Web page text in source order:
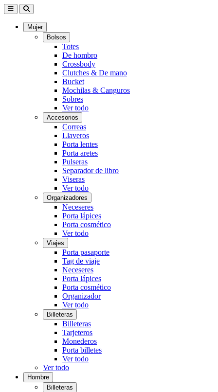
Mujer
Bolsos
Totes
De hombro
Crossbody
Clutches & De mano
Bucket
Mochilas & Canguros
Sobres
Ver todo
Accesorios
Correas
Llaveros
Porta lentes
Porta aretes
Pulseras
Separador de libro
Viseras
Ver todo
Organizadores
Neceseres
Porta lápices
Porta cosmético
Ver todo
Viajes
Porta pasaporte
Tag de viaje
Neceseres
Porta lápices
Porta cosmético
Organizador
Ver todo
Billeteras
Billeteras
Tarjeteros
Monederos
Porta billetes
Ver todo
Ver todo
Hombre
Billeteras